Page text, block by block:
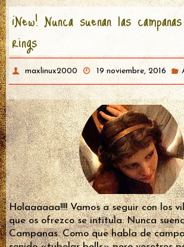
¡New! Nunca suenan las
rings
maxlinux2000 19 noviembre, 2016
Holaaaaaa!!!! Vamos a seguir con los
que os ofrezco se intitula: Nunca
Campanas. Como que habla de